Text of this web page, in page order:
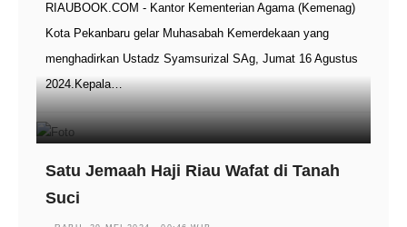
RIAUBOOK.COM - Kantor Kementerian Agama (Kemenag)
Kota Pekanbaru gelar Muhasabah Kemerdekaan yang
menghadirkan Ustadz Syamsurizal SAg, Jumat 16 Agustus
2024.Kepala…
Satu Jemaah Haji Riau Wafat di Tanah
Suci